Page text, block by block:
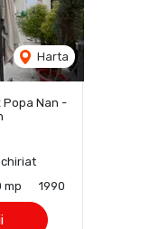
Harta
Popa Nan -
mp 1990